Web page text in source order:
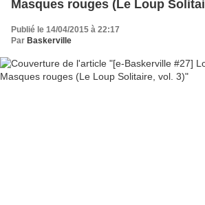
Masques rouges (Le Loup
Publié le 14/04/2015 à 22:17
Par Baskerville